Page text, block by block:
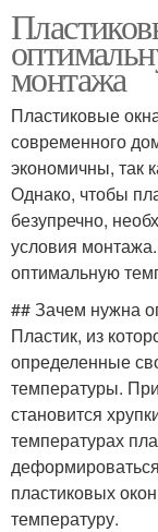
монтажа
Пластиковые
современного
экономичны, так
Однако, чтобы
безупречно,
условия
оптимальную
## Зачем нужна
Пластик, из
определенные
температуры.
становится
температурах
пластиковых
температуру.